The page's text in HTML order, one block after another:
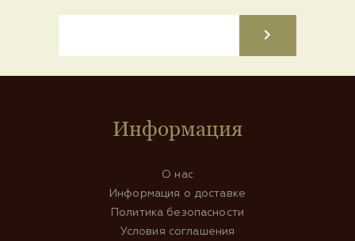
Информация
О нас
Информация о доставке
Политика безопасности
Условия соглашения